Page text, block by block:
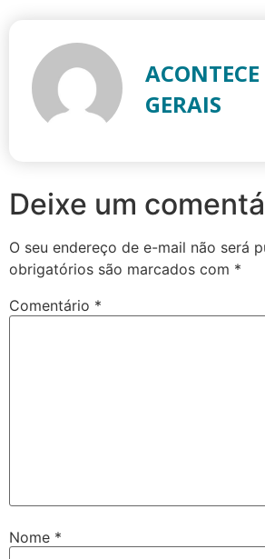
GERAIS
Deixe um
O seu endereço de e-mail não será
obrigatórios são marcados com *
Comentário *
Nome *